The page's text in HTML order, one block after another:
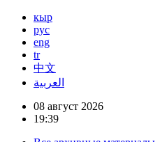
кыр
рус
eng
tr
中文
العربية
08 август 2026
19:39